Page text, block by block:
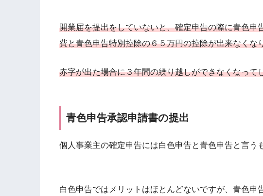
開業届を提出をしていないと、確定申告の際に青色申
費と青色申告特別控除の６５万円の控除が出来なくな
赤字が出た場合に３年間の繰り越しができなくなって
青色申告承認申請書の提出
個人事業主の確定申告には白色申告と青色申告と言う
白色申告ではメリットはほとんどないですが、青色申